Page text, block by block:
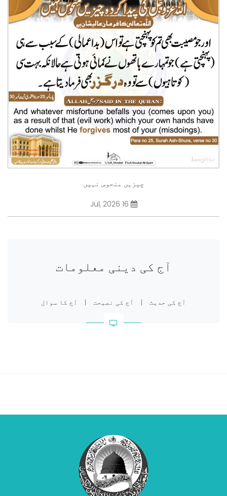
چیزیں منحوس نہیں
آج کی دینی معلومات
آج کی حدیث | آج کی نصیحت | آج کا سوال